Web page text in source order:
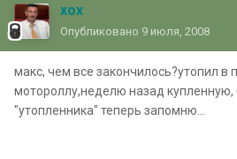
xox
Опубликовано 9 июля, 2008
макс, чем все закончилось?утопил
мотороллу,неделю назад купленную,
"утопленника" теперь запомню...